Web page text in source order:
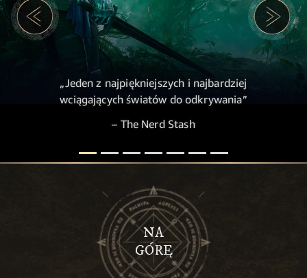
„Jeden z najpiękniejszych i najbardziej
wciągających światów do odkrywania”
– The Nerd Stash
NA
GÓRĘ